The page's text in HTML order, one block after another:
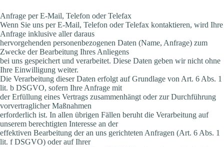
Anfrage per E-Mail, Telefon oder Telefax
Wenn Sie uns per E-Mail, Telefon oder Telefax kontaktieren, wird Ihre
Anfrage inklusive aller daraus
hervorgehenden personenbezogenen Daten (Name, Anfrage) zum
Zwecke der Bearbeitung Ihres Anliegens
bei uns gespeichert und verarbeitet. Diese Daten geben wir nicht ohne
Ihre Einwilligung weiter.
Die Verarbeitung dieser Daten erfolgt auf Grundlage von Art. 6 Abs. 1
lit. b DSGVO, sofern Ihre Anfrage mit
der Erfüllung eines Vertrags zusammenhängt oder zur Durchführung
vorvertraglicher Maßnahmen
erforderlich ist. In allen übrigen Fällen beruht die Verarbeitung auf
unserem berechtigten Interesse an der
effektiven Bearbeitung der an uns gerichteten Anfragen (Art. 6 Abs. 1
lit. f DSGVO) oder auf Ihrer